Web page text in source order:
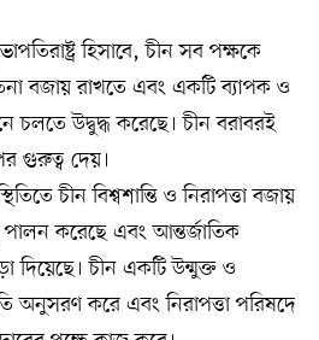
হিসাবে, চীন সব পক্ষকে
বজায় রাখতে এবং একটি ব্যাপক ও
চলতে উদ্বুদ্ধ করেছে। চীন বরাবরই
গুরুত্ব দেয়।
চীন বিশ্বশান্তি ও নিরাপত্তা বজায়
পালন করেছে এবং আন্তর্জাতিক
দিয়েছে। চীন একটি উন্মুক্ত ও
অনুসরণ করে এবং নিরাপত্তা পরিষদে